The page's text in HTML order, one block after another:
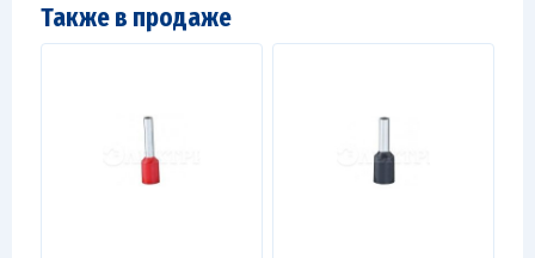
Также в продаже